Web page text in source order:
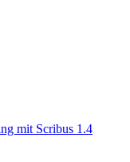
mit Scribus 1.4